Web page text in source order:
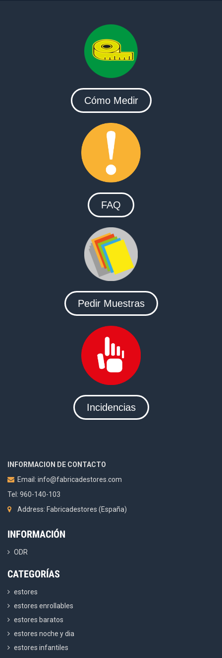
Cómo Medir
FAQ
Pedir Muestras
Incidencias
INFORMACION DE CONTACTO
Email: info@fabricadestores.com
Tel: 960-140-103
Address: Fabricadestores (España)
INFORMACIÓN
ODR
CATEGORÍAS
estores
estores enrollables
estores baratos
estores noche y dia
estores infantiles